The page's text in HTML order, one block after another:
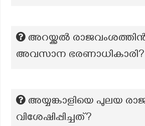
അറയ്ക്കൽ
അവസാന ഭരണാധികാരി?
അയ്യങ്കാളിയെ പുലയ
വിശേഷിപ്പിച്ചത്?